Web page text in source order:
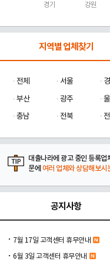
경기 강원
지역별 업체찾기
전체 서울
부산
광주
충남
전북
대출나라에 광고 중인 등록업
문에 여러 업체와 상담해보시
공지사항
7월 17일 고객센터 휴무안내
6월 3일 고객센터 휴무안내